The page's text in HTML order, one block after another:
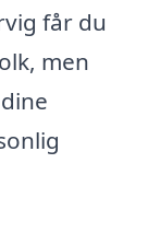
får du
men